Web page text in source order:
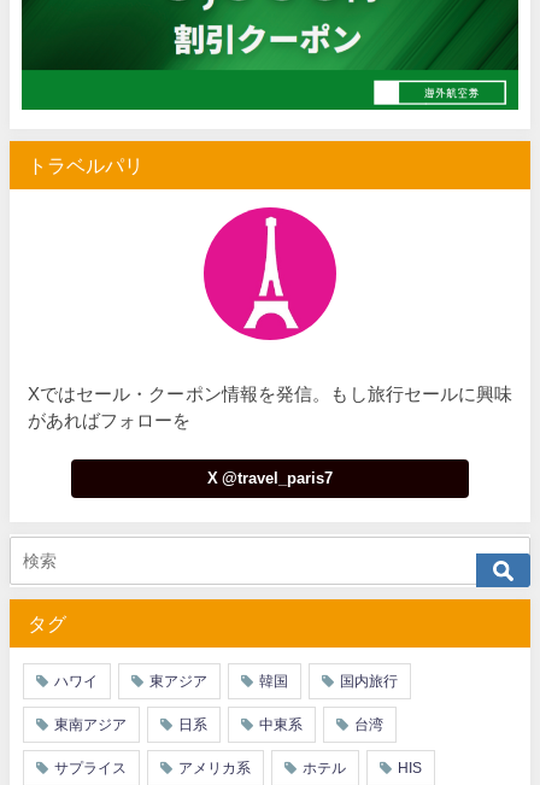
トラベルパリ
Xではセール・クーポン情報を発信。もし旅行セールに興味
があればフォローを
X @travel_paris7
タグ
ハワイ 東アジア 韓国 国内旅行
東南アジア 日系 中東系 台湾
サプライス アメリカ系 ホテル HIS